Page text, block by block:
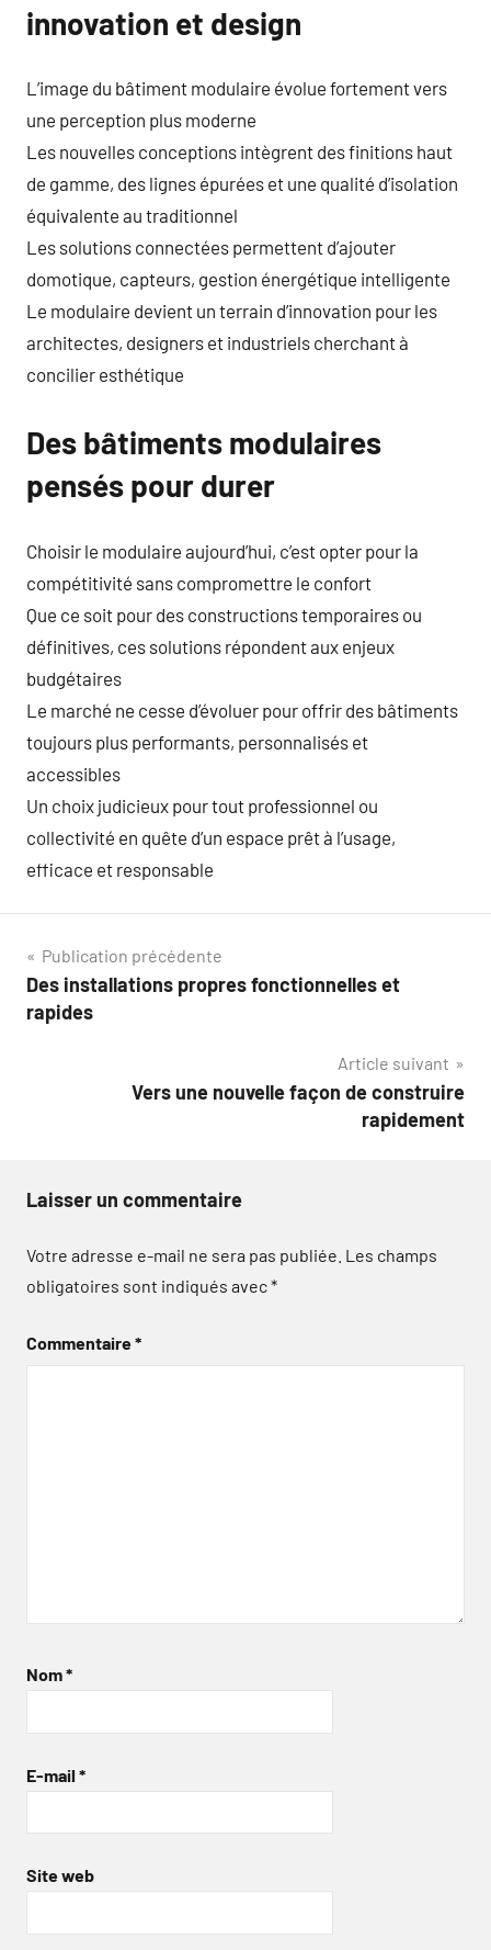
innovation et design
L’image du bâtiment modulaire évolue fortement vers
une perception plus moderne
Les nouvelles conceptions intègrent des finitions haut
de gamme, des lignes épurées et une qualité d’isolation
équivalente au traditionnel
Les solutions connectées permettent d’ajouter
domotique, capteurs, gestion énergétique intelligente
Le modulaire devient un terrain d’innovation pour les
architectes, designers et industriels cherchant à
concilier esthétique
Des bâtiments modulaires
pensés pour durer
Choisir le modulaire aujourd’hui, c’est opter pour la
compétitivité sans compromettre le confort
Que ce soit pour des constructions temporaires ou
définitives, ces solutions répondent aux enjeux
budgétaires
Le marché ne cesse d’évoluer pour offrir des bâtiments
toujours plus performants, personnalisés et
accessibles
Un choix judicieux pour tout professionnel ou
collectivité en quête d’un espace prêt à l’usage,
efficace et responsable
Navigation
de
Publication précédente
Des installations propres fonctionnelles et
rapides
Article suivant
Vers une nouvelle façon de construire
rapidement
Laisser un commentaire
Votre adresse e-mail ne sera pas publiée. Les champs
obligatoires sont indiqués avec*
Commentaire*
Nom*
E-mail *
Site web